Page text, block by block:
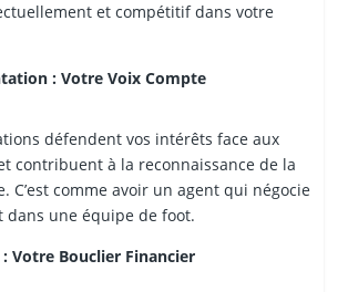
et compétitif dans votre
: Votre Voix Compte
défendent vos intérêts face aux
contribuent à la reconnaissance de la
C’est comme avoir un agent qui négocie
dans une équipe de foot.
: Votre Bouclier Financier